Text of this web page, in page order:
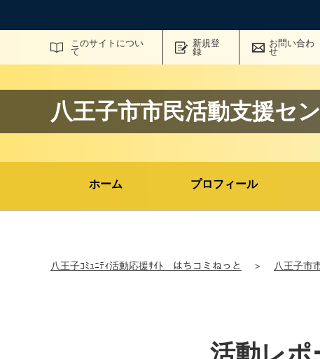
このサイトについ
て
新規登
録
お問い合わ
せ
サイト内検索
八王子市市民活動支援セ
ホーム プロフィール
八王子ｺﾐｭﾆﾃｨ活動応援ｻｲﾄ はちコミねっと ＞ 八王子市